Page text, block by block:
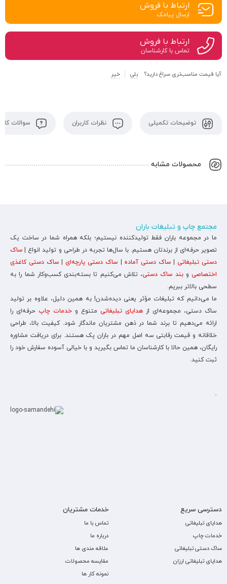
ارتباط با فروش
ارسال پیامک
ارتباط با فروش
تماس با کارشناسان
آیا قیمت مناسب‌تری سراغ دارید؟ بلی خیر
توضیحات تکمیلی نظرات کاربران سوالات
محصولات مشابه
مجتمع چاپ و تبلیغات باران
ما در مجموعه باران فقط تولیدکننده نیستیم؛ بلکه همراه شما در ساخت یک
تصویر حرفه‌ای از برندتان هستیم. با سال‌ها تجربه در طراحی و تولید انواع | ساک
دستی تبلیغاتی |ساک دستی آماده | ساک دستی پارچه‌ای| ساک دستی کاغذی
اختصاصی وبند ساک دستی، تلاش می‌کنیم تا بسته‌بندی کسب‌وکار شما را به
سطحی بالاتر ببریم.
ما می‌دانیم که تبلیغات مؤثر یعنی دیده‌شدن! به همین دلیل، علاوه بر تولید
ساک دستی، مجموعه‌ای از هدایای تبلیغاتی متنوع و خدمات چاپ حرفه‌ای را
ارائه می‌دهیم تا برند شما در ذهن مشتریان ماندگار شود. کیفیت بالا، طراحی
خلاقانه و قیمت رقابتی سه اصل مهم در باران پک هستند. برای دریافت مشاوره
رایگان، همین حالا با کارشناسان ما تماس بگیرید و با خیالی آسوده سفارش خود را
ثبت کنید.
دسترسی سریع
هدایای تبلیغاتی
خدمات چاپ
ساک دستی تبلیغاتی
هدایای تبلیغاتی ارزان
خدمات مشتریان
تماس با ما
درباره ما
علاقه مندی ها
مقایسه محصولات
نمونه کار ها